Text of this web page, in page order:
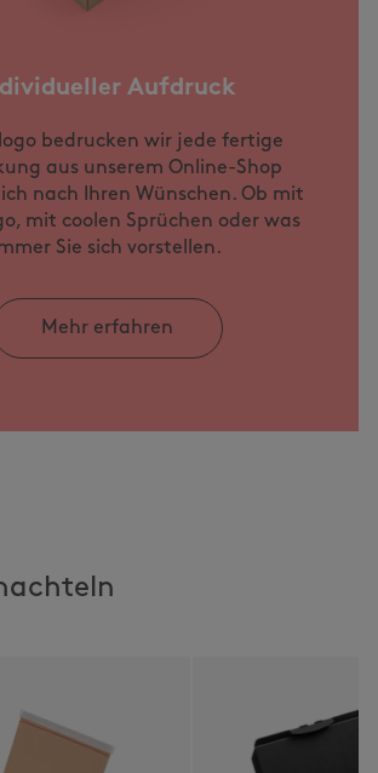
Aufdruck
bedrucken wir jede fertige
aus unserem Online-Shop
nach Ihren Wünschen. Ob mit
mit coolen Sprüchen oder was
Sie sich vorstellen.
Mehr erfahren